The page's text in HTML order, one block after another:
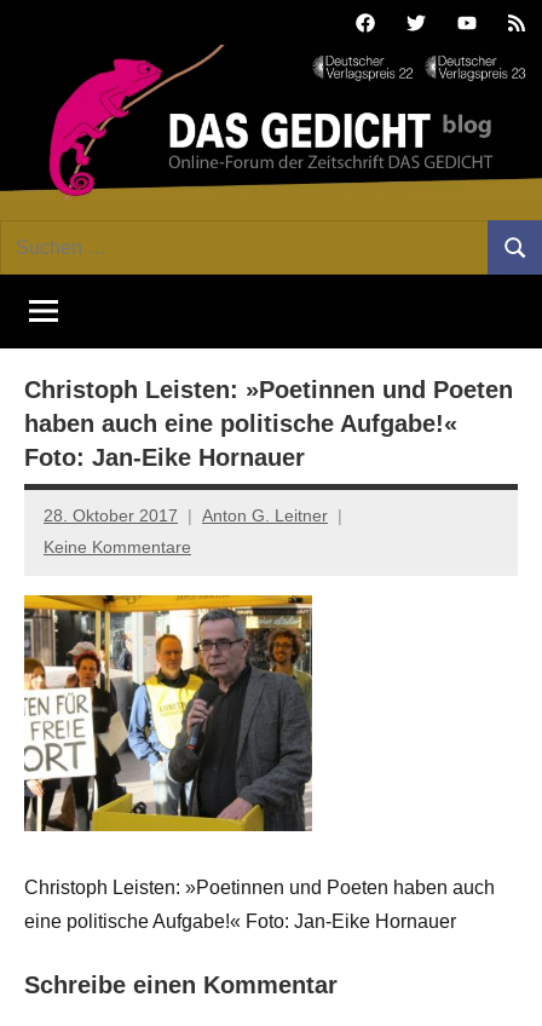
FacebookTwitterYoutube
GEDICHT
blog
Forum
von
DAS
Lyrik,
Essay
Suchen
Christoph Leisten: »Poetinnen und Poeten
haben auch eine politische Aufgabe!«
Foto: Jan-Eike Hornauer
28. Oktober 2017
Anton G. Leitner
Keine Kommentare
Christoph Leisten: »Poetinnen und Poeten haben auch
eine politische Aufgabe!« Foto: Jan-Eike Hornauer
Schreibe einen Kommentar